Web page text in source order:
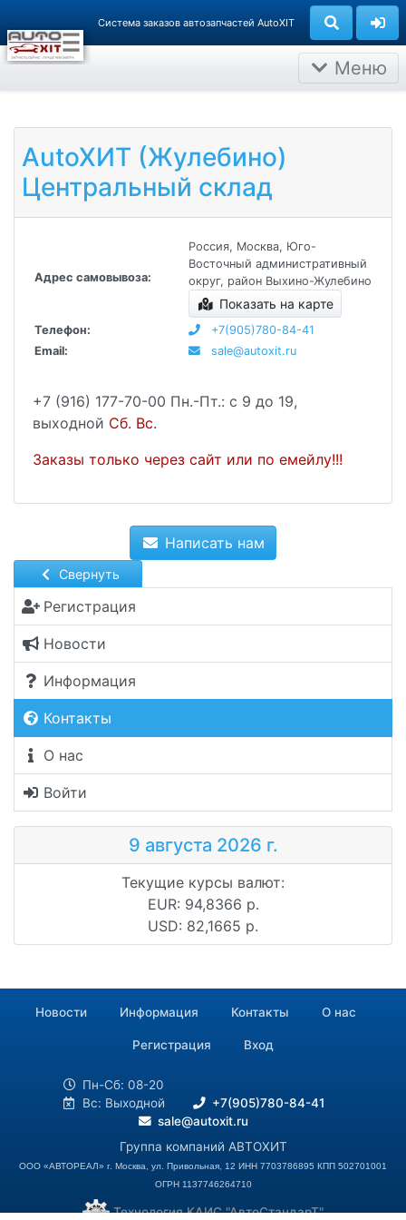
Система заказов автозапчастей AutoXIT
Меню
Свернуть
Регистрация
Новости
Информация
Контакты
О нас
Войти
9 августа 2026 г.
Текущие курсы валют:
EUR: 94,8366 р.
USD: 82,1665 р.
AutoXИТ (Жулебино)
Центральный склад
Адрес самовывоза:
Россия, Москва, Юго-
Восточный административный
округ, район Выхино-Жулебино
Показать на карте
Телефон:
+7(905)780-84-41
Email:
sale@autoxit.ru
+7 (916) 177-70-00 Пн.-Пт.: с 9 до 19,
выходной Сб. Вс.
Заказы только через сайт или по емейлу!!!
Написать нам
Новости Информация Контакты О нас
Регистрация Вход
Пн-Сб: 08-20
Вс: Выходной
+7(905)780-84-41
sale@autoxit.ru
Группа компаний АВТОХИТ
ООО «АВТОРЕАЛ» г. Москва, ул. Привольная, 12 ИНН 7703786895 КПП 502701001
ОГРН 1137746264710
Технология КАИС "АвтоСтандарТ"